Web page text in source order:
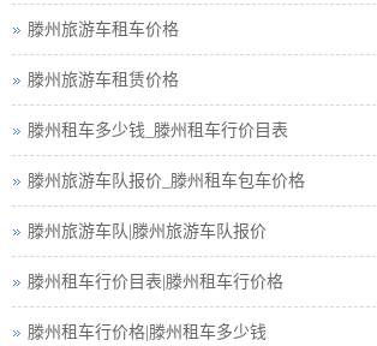
滕州旅游小车小车
滕州租车接送小车
滕州汽车租赁中巴
滕州租车行小车
滕州小车租赁公司
滕州高铁接送小车
滕州小车包车公司
滕州旅游车租车价格
滕州旅游车租赁价格
滕州租车多少钱_滕州租车行价目表
滕州旅游车队报价_滕州租车包车价格
滕州旅游车队|滕州旅游车队报价
滕州租车行价目表|滕州租车行价格
滕州租车行价格|滕州租车多少钱